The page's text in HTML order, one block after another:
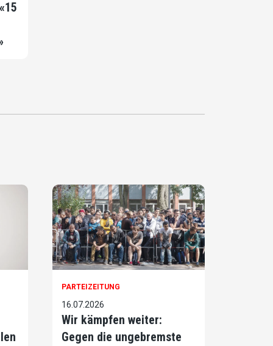
PARTEIZEITUNG
16.07.2026
Wir kämpfen weiter:
Gegen die ungebremste